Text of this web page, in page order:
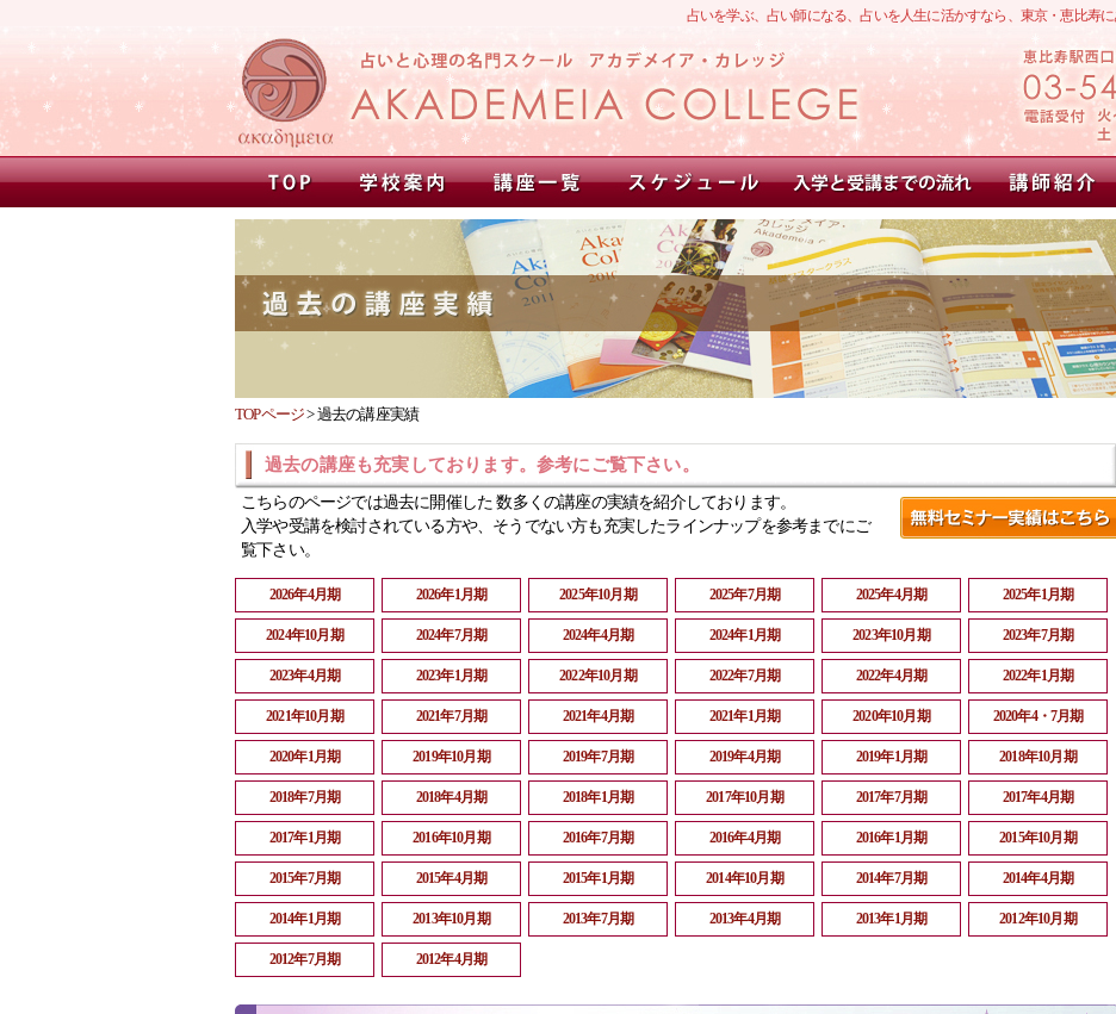
占いを学ぶ、占い師になる、占いを人生に活かすなら、東京・恵比寿
TOPページ>過去の講座実績
過去の講座も充実しております。参考にご覧下さい。
こちらのページでは過去に開催した 数多くの講座の実績を紹介しております。
入学や受講を検討されている方や、そうでない方も充実したラインナップを参考までにご
覧下さい。
2026年4月期 2026年1月期 2025年10月期 2025年7月期 2025年4月期 2025年1月期
2024年10月期 2024年7月期 2024年4月期 2024年1月期 2023年10月期 2023年7月期
2023年4月期 2023年1月期 2022年10月期 2022年7月期 2022年4月期 2022年1月期
2021年10月期 2021年7月期 2021年4月期 2021年1月期 2020年10月期 2020年4・7月期
2020年1月期 2019年10月期 2019年7月期 2019年4月期 2019年1月期 2018年10月期
2018年7月期 2018年4月期 2018年1月期 2017年10月期 2017年7月期 2017年4月期
2017年1月期 2016年10月期 2016年7月期 2016年4月期 2016年1月期 2015年10月期
2015年7月期 2015年4月期 2015年1月期 2014年10月期 2014年7月期 2014年4月期
2014年1月期 2013年10月期 2013年7月期 2013年4月期 2013年1月期 2012年10月期
2012年7月期 2012年4月期